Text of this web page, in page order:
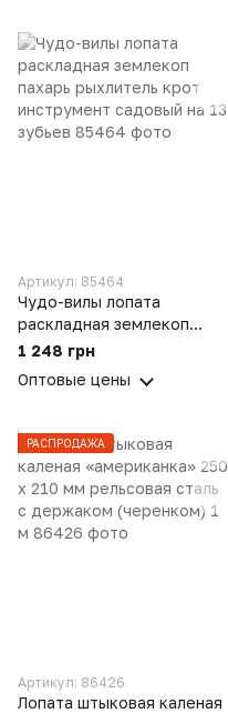
Артикул: 85464
Чудо-вилы лопата
раскладная землекоп
пахарь рыхлитель крот
зубьев
1 248 грн
Оптовые цены
РАСПРОДАЖА
Артикул: 86426
Лопата штыковая каленая